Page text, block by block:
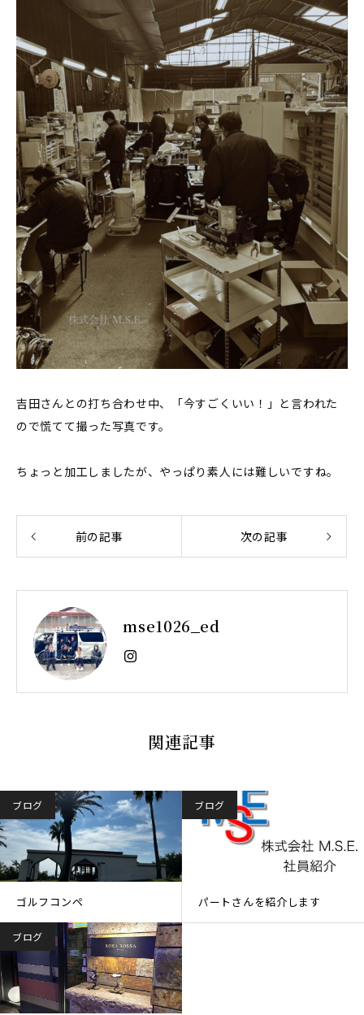
吉田さんとの打ち合わせ中、「今すごくいい！」と言われた
ので慌てて撮った写真です。
ちょっと加工しましたが、やっぱり素人には難しいですね。
前の記事 次の記事
mse1026_ed
関連記事
ブログ
ゴルフコンペ
ブログ
パートさんを紹介します
ブログ